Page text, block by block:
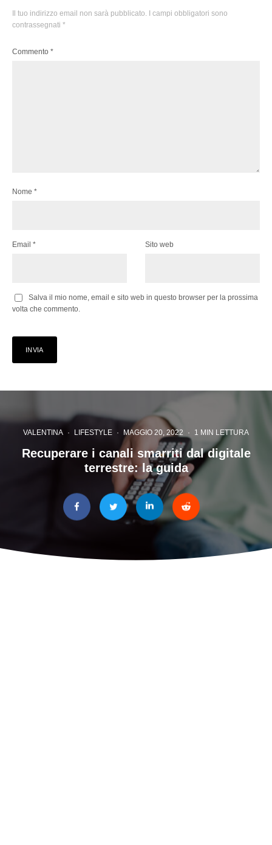
Il tuo indirizzo email non sarà pubblicato.
I campi obbligatori sono
contrassegnati *
Commento *
Nome *
Email * Sito web
Salva il mio nome, email e sito web in questo browser per la prossima
volta che commento.
VALENTINA · LIFESTYLE · MAGGIO 20, 2022 · 1 MIN LETTURA
Recuperare i canali smarriti dal digitale
terrestre: la guida